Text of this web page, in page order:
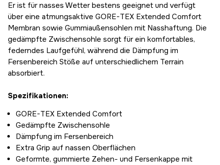
44 2/3
153,68 €
45 1/3
153,68 €
46
153,68 €
46 2/3
47 1/3
153,68 €
48
153,68 €
Vorübergehend ausverkauft
Er ist für nasses Wetter bestens geeignet und verfügt
über eine atmungsaktive GORE-TEX Extended Comfort
Membran sowie Gummiaußensohlen mit Nasshaftung. Die
gedämpfte Zwischensohle sorgt für ein komfortables,
federndes Laufgefühl, während die Dämpfung im
Fersenbereich Stöße auf unterschiedlichem Terrain
absorbiert.
Spezifikationen:
GORE-TEX Extended Comfort
Gedämpfte Zwischensohle
Dämpfung im Fersenbereich
Extra Grip auf nassen Oberflächen
Geformte, gummierte Zehen- und Fersenkappe mit